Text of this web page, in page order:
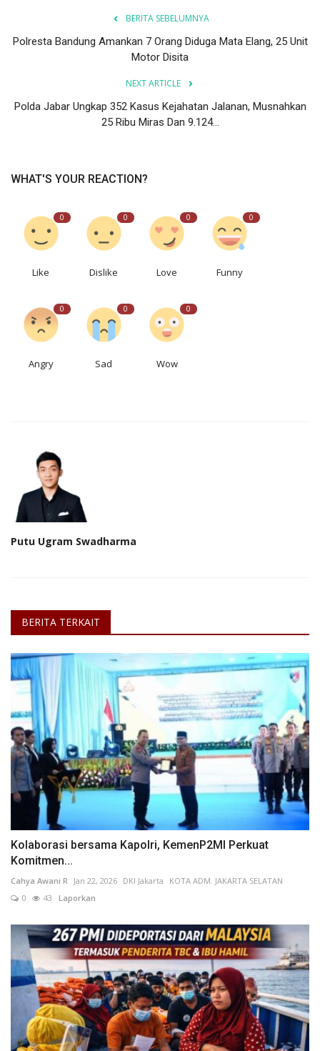
BERITA SEBELUMNYA
Polresta Bandung Amankan 7 Orang Diduga Mata Elang, 25 Unit
Motor Disita
NEXT ARTICLE
Polda Jabar Ungkap 352 Kasus Kejahatan Jalanan, Musnahkan
25 Ribu Miras Dan 9.124...
WHAT'S YOUR REACTION?
0
Like
0
Dislike
0
Love
0
Funny
0
Angry
0
Sad
0
Wow
Putu Ugram Swadharma
BERITA TERKAIT
Kolaborasi bersama Kapolri, KemenP2MI Perkuat
Komitmen...
Cahya Awani R Jan 22, 2026 DKI Jakarta
KOTA ADM. JAKARTA SELATAN
0
43 Laporkan